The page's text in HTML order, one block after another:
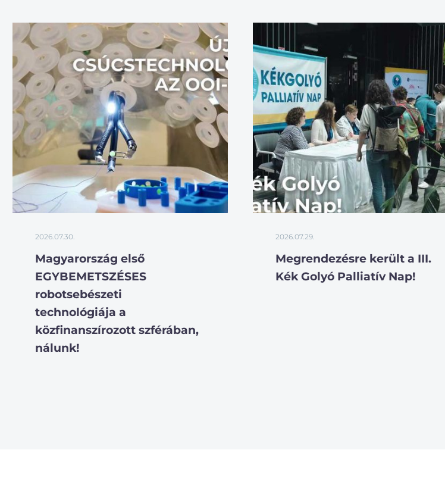
2026.07.30.
Magyarország első
EGYBEMETSZÉSES
robotsebészeti
technológiája a
közfinanszírozott szférában,
nálunk!
2026.07.29.
Megrendezésre került a III.
Kék Golyó Palliatív Nap!